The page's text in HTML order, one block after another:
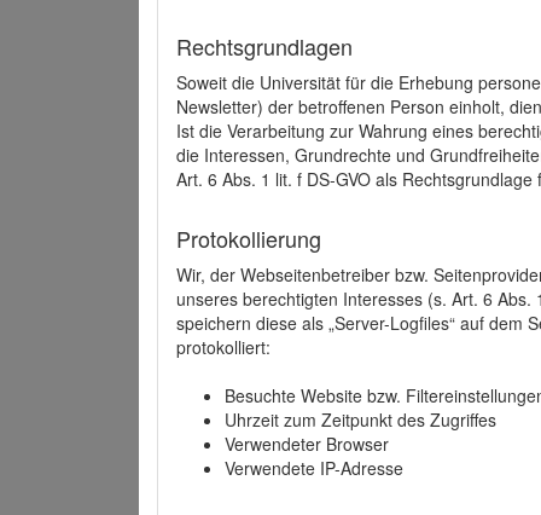
Rechtsgrundlagen
Soweit die Universität für die Erhebung
Newsletter) der betroffenen Person einholt,
Ist die Verarbeitung zur Wahrung eines
die Interessen, Grundrechte und
Art. 6 Abs. 1 lit. f DS-GVO als
Protokollierung
Wir, der Webseitenbetreiber bzw.
unseres berechtigten Interesses (s. Art. 6
speichern diese als „Server-Logfiles“ auf dem
protokolliert:
Besuchte Website bzw.
Uhrzeit zum Zeitpunkt des Zugriffes
Verwendeter Browser
Verwendete IP-Adresse